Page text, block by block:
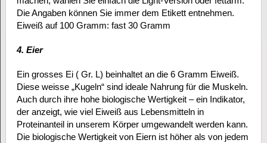
Die Angaben können Sie immer dem Etikett entnehmen.
Eiweiß auf 100 Gramm: fast 30 Gramm
4. Eier
Ein grosses Ei ( Gr. L) beinhaltet an die 6 Gramm Eiweiß.
Diese weisse „Kugeln“ sind ideale Nahrung für die Muskeln.
Auch durch ihre hohe biologische Wertigkeit – ein Indikator,
der anzeigt, wie viel Eiweiß aus Lebensmitteln in
Proteinanteil in unserem Körper umgewandelt werden kann.
Die biologische Wertigkeit von Eiern ist höher als von jedem